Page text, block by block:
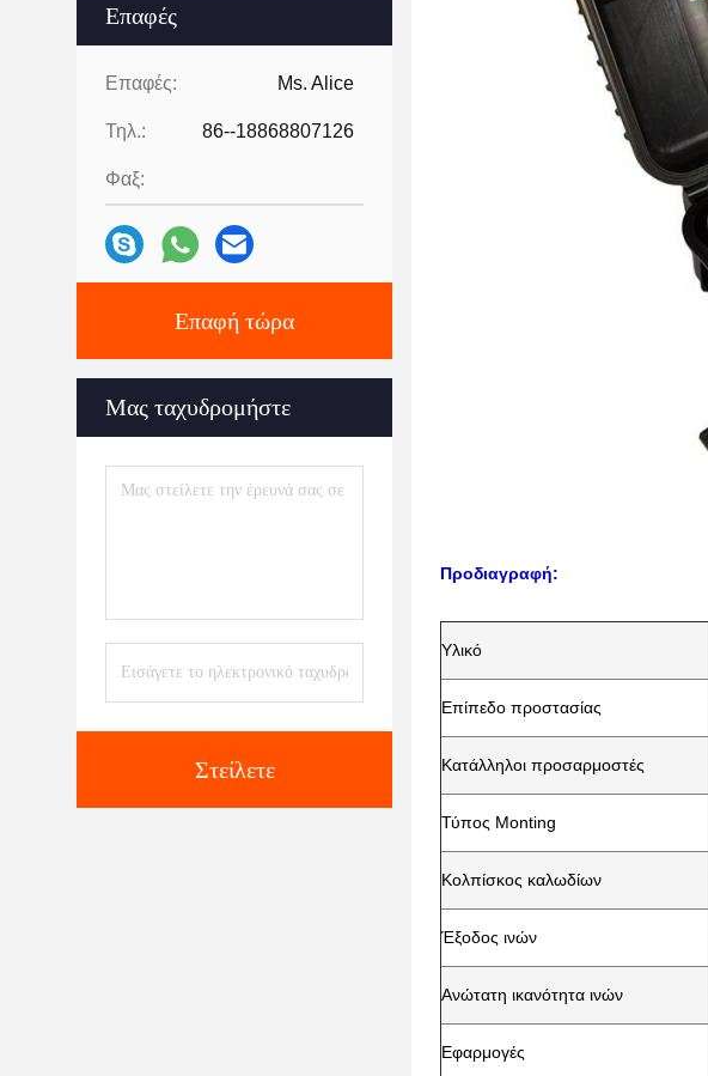
Επαφές
Επαφές: Ms. Alice
Τηλ.: 86--18868807126
Φαξ:
Επαφή τώρα
Μας ταχυδρομήστε
Στείλετε
Προδιαγραφή:
Υλικό
Επίπεδο προστασίας
Κατάλληλοι προσαρμοστές
Τύπος Monting
Κολπίσκος καλωδίων
Έξοδος ινών
Ανώτατη ικανότητα ινών
Εφαρμογές